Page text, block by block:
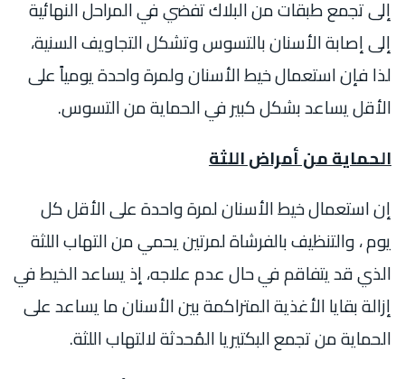
إلى تجمع طبقات من البلاك تفضي في المراحل النهائية
إلى إصابة الأسنان بالتسوس وتشكل التجاويف السنية،
لذا فإن استعمال خيط الأسنان ولمرة واحدة يومياً على
الأقل يساعد بشكل كبير في الحماية من التسوس.
الحماية من أمراض اللثة
إن استعمال خيط الأسنان لمرة واحدة على الأقل كل
يوم ، والتنظيف بالفرشاة لمرتين يحمي من التهاب اللثة
الذي قد يتفاقم في حال عدم علاجه، إذ يساعد الخيط في
إزالة بقايا الأغذية المتراكمة بين الأسنان ما يساعد على
الحماية من تجمع البكتيريا المُحدثة لالتهاب اللثة.